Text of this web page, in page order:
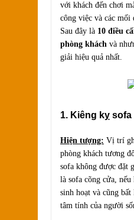
với khách đến chơi
công việc và các mối
Sau đây là 10 điều
phòng khách và
giải hiệu quả nhất.
1. Kiêng kỵ
Hiện tượng: Vị trí
phòng khách tương
sofa không được đặt
là sofa cõng cửa,
sinh hoạt và cũng
tâm tính của người